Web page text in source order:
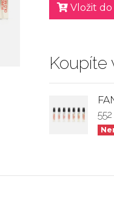
Vložit
Koupíte